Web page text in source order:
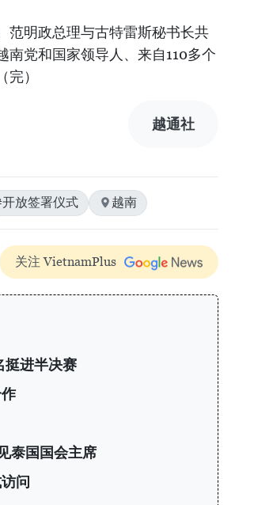
范明政总理与古特雷斯秘书长共
南党和国家领导人、来自110多个
）
越通社
放签署仪式 越南
关注 VietnamPlus
挺进半决赛
泰国国会主席
问